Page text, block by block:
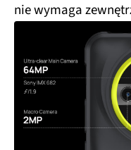
nie wymaga